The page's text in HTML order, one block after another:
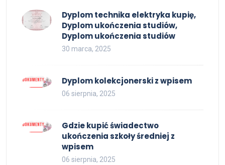
Dyplom technika elektryka kupię,
Dyplom ukończenia studiów,
Dyplom ukończenia studiów
30 marca, 2025
Dyplom kolekcjonerski z wpisem
06 sierpnia, 2025
Gdzie kupić świadectwo
ukończenia szkoły średniej z
wpisem
06 sierpnia, 2025